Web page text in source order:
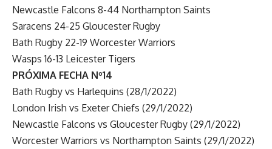
Newcastle Falcons 8-44 Northampton Saints
Saracens 24-25 Gloucester Rugby
Bath Rugby 22-19 Worcester Warriors
Wasps 16-13 Leicester Tigers
PRÓXIMA FECHA Nº14
Bath Rugby vs Harlequins (28/1/2022)
London Irish vs Exeter Chiefs (29/1/2022)
Newcastle Falcons vs Gloucester Rugby (29/1/2022)
Worcester Warriors vs Northampton Saints (29/1/2022)